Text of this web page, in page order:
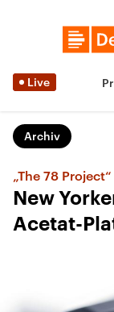
Live
Archiv
„The 78 Project“
New
Acetat-